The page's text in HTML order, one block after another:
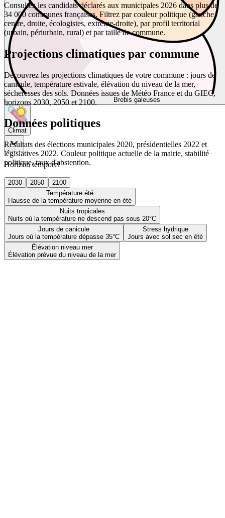
Brebis galeuses
Climat
Horizon temporel
2030 2050
2100
Température été
Hausse de la température moyenne en été
Nuits tropicales
Nuits où la température ne descend pas sous 20°C
Jours de canicule
Jours où la température dépasse 35°C
Stress hydrique
Jours avec sol sec en été
Élévation niveau mer
Élévation prévue du niveau de la mer
Consultez les candidats déclarés aux municipales 2026 dans plus de
34 000 communes françaises. Filtrez par couleur politique (gauche,
centre, droite, écologistes, extrême-droite), par profil territorial
(urbain, périurbain, rural) et par taille de commune.
Projections climatiques par commune
Découvrez les projections climatiques de votre commune : jours de
canicule, température estivale, élévation du niveau de la mer,
sécheresses des sols. Données issues de Météo France et du GIEC,
horizons 2030, 2050 et 2100.
Données politiques
Résultats des élections municipales 2020, présidentielles 2022 et
législatives 2022. Couleur politique actuelle de la mairie, stabilité
politique, taux d'abstention.